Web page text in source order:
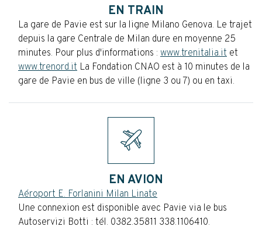
EN TRAIN
La gare de Pavie est sur la ligne Milano Genova. Le trajet
depuis la gare Centrale de Milan dure en moyenne 25
minutes. Pour plus d'informations : www.trenitalia.it et
www.trenord.it La Fondation CNAO est à 10 minutes de la
gare de Pavie en bus de ville (ligne 3 ou 7) ou en taxi.
EN AVION
Aéroport E. Forlanini Milan Linate
Une connexion est disponible avec Pavie via le bus
Autoservizi Botti : tél. 0382.35811 338.1106410.